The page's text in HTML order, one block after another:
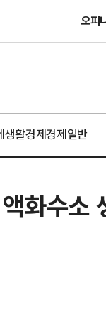
오피
생활경제경제일반
화수소